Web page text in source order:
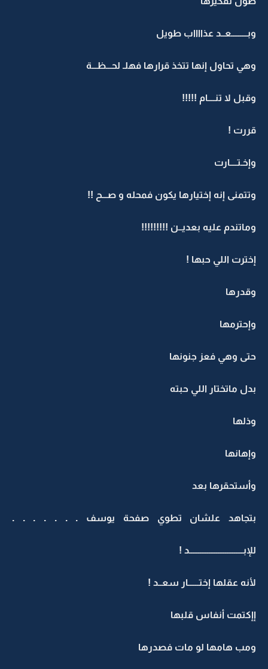
وبـــــــــعــد عذااااب طويل
وهي تحاول إنها تتخذ قرارها فهلـ لحـــظـــة
وقبل لا تنــــام !!!!!
قررت !
وإخـتــــارت
وتتمنى إنه إختيارها يكون فمحله و صـــح !!
وماتندم عليه بعديــن !!!!!!!!!
إخترت اللي حبها !
وقدرها
وإحترمها
حتى وهي فعز جنونها
بدل ماتختار اللي حبته
وذلها
وإهانها
وأستحقرها بعد
بتجاهد علشان تطوي صفحة يوسف . . . . . . .
للإبــــــــــــــــــــــــــــــد !
لأنه عقلها إختــــــار سعــد !
إإكتمت أنفاس قلبها
ومب هامها لو مات فصدرها